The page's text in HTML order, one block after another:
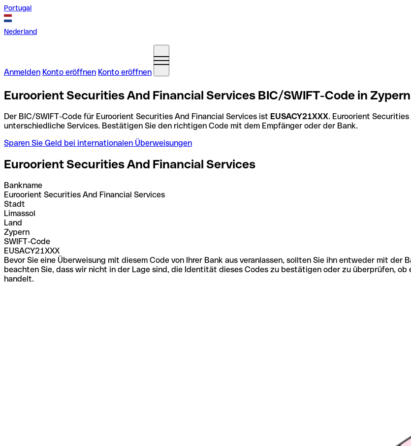
Portugal
Nederland
Anmelden Konto eröffnen Konto eröffnen
Euroorient Securities And Financial Services BIC/SWIFT-Code in Zypern
Der BIC/SWIFT-Code für Euroorient Securities And Financial Services ist EUSACY21XXX. Euroorient
unterschiedliche Services. Bestätigen Sie den richtigen Code mit dem Empfänger oder der Bank.
Sparen Sie Geld bei internationalen Überweisungen
Euroorient Securities And Financial Services
Bankname
Euroorient Securities And Financial Services
Stadt
Limassol
Land
Zypern
SWIFT-Code
EUSACY21XXX
Bevor Sie eine Überweisung mit diesem Code von Ihrer Bank aus veranlassen, sollten Sie ihn entweder mit
beachten Sie, dass wir nicht in der Lage sind, die Identität dieses Codes zu bestätigen oder zu überprüfen, ob
handelt.